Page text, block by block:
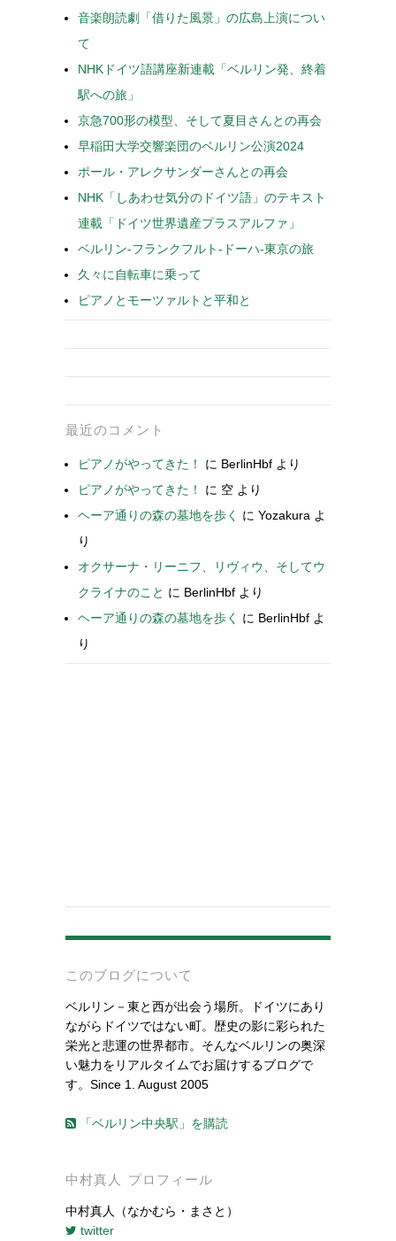
音楽朗読劇「借りた風景」の広島上演につい
て
NHKドイツ語講座新連載「ベルリン発、終着
駅への旅」
京急700形の模型、そして夏目さんとの再会
早稲田大学交響楽団のベルリン公演2024
ポール・アレクサンダーさんとの再会
NHK「しあわせ気分のドイツ語」のテキスト
連載「ドイツ世界遺産プラスアルファ」
ベルリン-フランクフルト-ドーハ-東京の旅
久々に自転車に乗って
ピアノとモーツァルトと平和と
最近のコメント
ピアノがやってきた！ に BerlinHbf より
ピアノがやってきた！
に 空 より
ヘーア通りの森の墓地を歩く
に Yozakura よ
り
オクサーナ・リーニフ、リヴィウ、そしてウ
クライナのこと に BerlinHbf より
ヘーア通りの森の墓地を歩く
に BerlinHbf よ
り
このブログについて
ベルリン－東と西が出会う場所。ドイツにあり
ながらドイツではない町。歴史の影に彩られた
栄光と悲運の世界都市。そんなベルリンの奥深
い魅力をリアルタイムでお届けするブログで
す。Since 1. August 2005
「ベルリン中央駅」を購読
中村真人 プロフィール
中村真人（なかむら・まさと）
twitter